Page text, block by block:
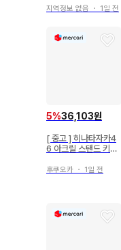
우
지역정보 없음 ・ 1일 전
5%36,103원
[ 중고 ] 히나타자카4
6 아크릴 스탠드 키링
시마 카호
후쿠오카 ・ 1일 전